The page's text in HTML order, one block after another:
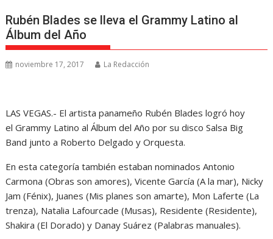
Rubén Blades se lleva el Grammy Latino al
Álbum del Año
noviembre 17, 2017 La Redacción
LAS VEGAS.- El artista panameño Rubén Blades logró hoy
el Grammy Latino al Álbum del Año por su disco Salsa Big
Band junto a Roberto Delgado y Orquesta.
En esta categoría también estaban nominados Antonio
Carmona (Obras son amores), Vicente García (A la mar), Nicky
Jam (Fénix), Juanes (Mis planes son amarte), Mon Laferte (La
trenza), Natalia Lafourcade (Musas), Residente (Residente),
Shakira (El Dorado) y Danay Suárez (Palabras manuales).